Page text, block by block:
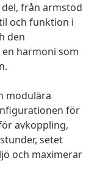
del, från armstöd
och funktion i
den
harmoni som
modulära
för
avkoppling,
setet
och maximerar